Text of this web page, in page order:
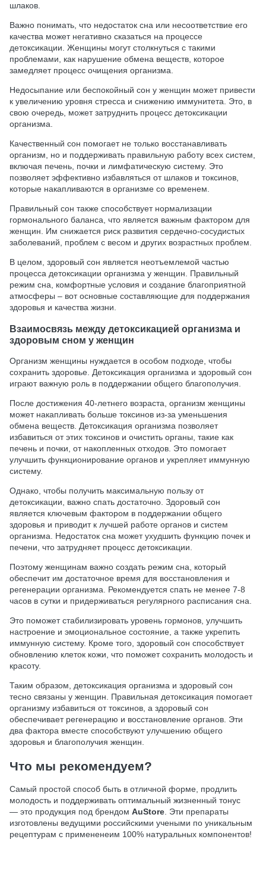
шлаков.
Важно понимать, что недостаток сна или несоответствие его
качества может негативно сказаться на процессе
детоксикации. Женщины могут столкнуться с такими
проблемами, как нарушение обмена веществ, которое
замедляет процесс очищения организма.
Недосыпание или беспокойный сон у женщин может привести
к увеличению уровня стресса и снижению иммунитета. Это, в
свою очередь, может затруднить процесс детоксикации
организма.
Качественный сон помогает не только восстанавливать
организм, но и поддерживать правильную работу всех систем,
включая печень, почки и лимфатическую систему. Это
позволяет эффективно избавляться от шлаков и токсинов,
которые накапливаются в организме со временем.
Правильный сон также способствует нормализации
гормонального баланса, что является важным фактором для
женщин. Им снижается риск развития сердечно-сосудистых
заболеваний, проблем с весом и других возрастных проблем.
В целом, здоровый сон является неотъемлемой частью
процесса детоксикации организма у женщин. Правильный
режим сна, комфортные условия и создание благоприятной
атмосферы – вот основные составляющие для поддержания
здоровья и качества жизни.
Взаимосвязь между детоксикацией организма и
здоровым сном у женщин
Организм женщины нуждается в особом подходе, чтобы
сохранить здоровье. Детоксикация организма и здоровый сон
играют важную роль в поддержании общего благополучия.
После достижения 40-летнего возраста, организм женщины
может накапливать больше токсинов из-за уменьшения
обмена веществ. Детоксикация организма позволяет
избавиться от этих токсинов и очистить органы, такие как
печень и почки, от накопленных отходов. Это помогает
улучшить функционирование органов и укрепляет иммунную
систему.
Однако, чтобы получить максимальную пользу от
детоксикации, важно спать достаточно. Здоровый сон
является ключевым фактором в поддержании общего
здоровья и приводит к лучшей работе органов и систем
организма. Недостаток сна может ухудшить функцию почек и
печени, что затрудняет процесс детоксикации.
Поэтому женщинам важно создать режим сна, который
обеспечит им достаточное время для восстановления и
регенерации организма. Рекомендуется спать не менее 7-8
часов в сутки и придерживаться регулярного расписания сна.
Это поможет стабилизировать уровень гормонов, улучшить
настроение и эмоциональное состояние, а также укрепить
иммунную систему. Кроме того, здоровый сон способствует
обновлению клеток кожи, что поможет сохранить молодость и
красоту.
Таким образом, детоксикация организма и здоровый сон
тесно связаны у женщин. Правильная детоксикация помогает
организму избавиться от токсинов, а здоровый сон
обеспечивает регенерацию и восстановление органов. Эти
два фактора вместе способствуют улучшению общего
здоровья и благополучия женщин.
Что мы рекомендуем?
Самый простой способ быть в отличной форме, продлить
молодость и поддерживать оптимальный жизненный тонус
— это продукция под брендом AuStore . Эти препараты
изготовлены ведущими российскими учеными по уникальным
рецептурам с примененеим 100% натуральных компонентов!